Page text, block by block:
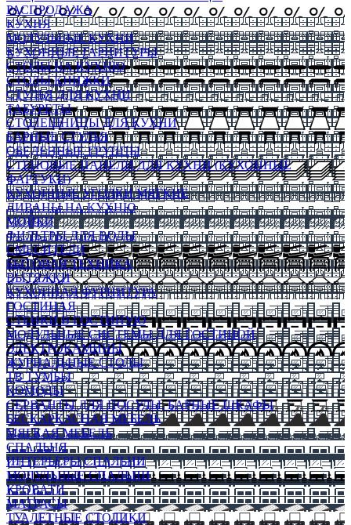
РАСПРОДАЖА
КУХНЯ
МОДУЛЬНЫЕ КУХНИ
КУХОННЫЕ ГАРНИТУРЫ
СТОЛЫ НА КУХНЮ
СТОЛЫ КНИЖКИ
СТУЛЬЯ ДЛЯ КУХНИ
ТАБУРЕТЫ
СТОЛЕШНИЦЫ ДЛЯ КУХНИ
БАРНЫЕ СТУЛЬЯ
ОБЕДЕННЫЕ ГРУППЫ
СТЕНОВЫЕ ПАНЕЛИ ДЛЯ КУХНИ (КУХОННЫЕ
ФАРТУКИ)
КУХОННЫЕ УГОЛКИ МЯГКИЕ
ДИВАНЫ НА КУХНЮ
МОЙКИ
ФИЛЬТРЫ ДЛЯ ВОДЫ
СМЕСИТЕЛИ
БЫТОВАЯ ТЕХНИКА
ВЫТЯЖКИ
КУХОННАЯ ФУРНИТУРА
ГОСТИНАЯ
СТЕНКИ В ГОСТИНУЮ
МОДУЛЬНЫЕ СИСТЕМЫ ДЛЯ ГОСТИНОЙ
ЭЛЕКТРОКАМИНЫ
ЖУРНАЛЬНЫЕ СТОЛЫ
ТВ ТУМБЫ
КОМОДЫ
СЕРВАНТЫ ДЛЯ ПОСУДЫ, БАРНЫЕ ШКАФЫ
БЕСКАРКАСНАЯ МЕБЕЛЬ
МЯГКАЯ МЕБЕЛЬ
СПАЛЬНЯ
ИНТЕРЬЕРЫ СПАЛЬНИ
МОДУЛЬНЫЕ СПАЛЬНИ
КРОВАТИ
МАТРАСЫ
ТУАЛЕТНЫЕ СТОЛИКИ